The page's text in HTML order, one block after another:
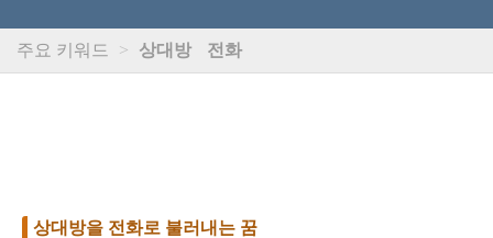
주요 키워드 > 상대방 전화
상대방을 전화로 불러내는 꿈